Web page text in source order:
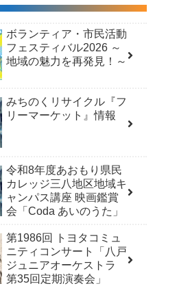
ボランティア・市民活動
フェスティバル2026 ～
地域の魅力を再発見！～
みちのくリサイクル『フ
リーマーケット』情報
令和8年度あおもり県民
カレッジ三八地区地域キ
ャンパス講座 映画鑑賞
会「Coda あいのうた」
第1986回 トヨタコミュ
ニティコンサート「八戸
ジュニアオーケストラ
第35回定期演奏会」